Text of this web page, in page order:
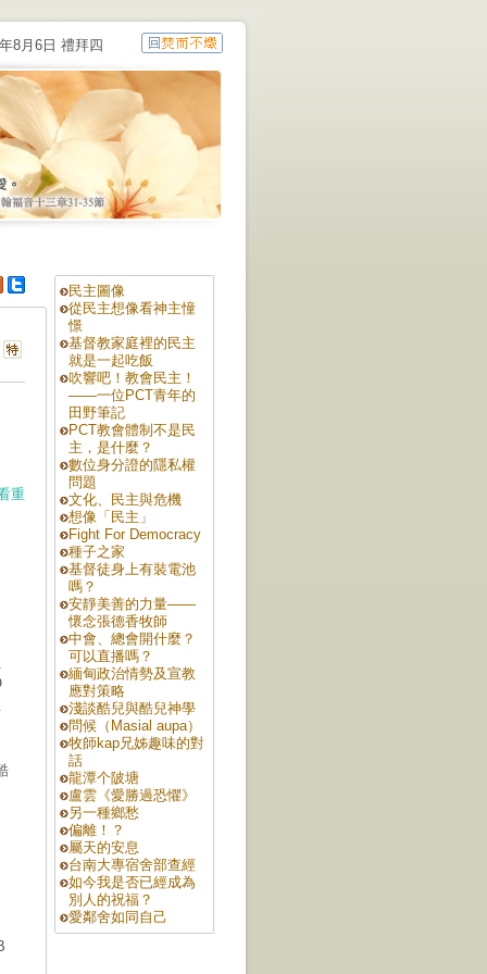
8月6日 禮拜四
重
民主圖像
從民主想像看神主憧
憬
基督教家庭裡的民主
就是一起吃飯
吹響吧！教會民主！
——一位PCT青年的
田野筆記
PCT教會體制不是民
主，是什麼？
數位身分證的隱私權
問題
文化、民主與危機
想像「民主」
Fight For Democracy
種子之家
基督徒身上有裝電池
嗎？
安靜美善的力量——
懷念張德香牧師
中會、總會開什麼？
可以直播嗎？
緬甸政治情勢及宣教
應對策略
淺談酷兒與酷兒神學
問候（Masial aupa）
牧師kap兄姊趣味的對
話
龍潭个陂塘
盧雲《愛勝過恐懼》
另一種鄉愁
偏離！？
屬天的安息
台南大專宿舍部查經
如今我是否已經成為
別人的祝福？
愛鄰舍如同自己